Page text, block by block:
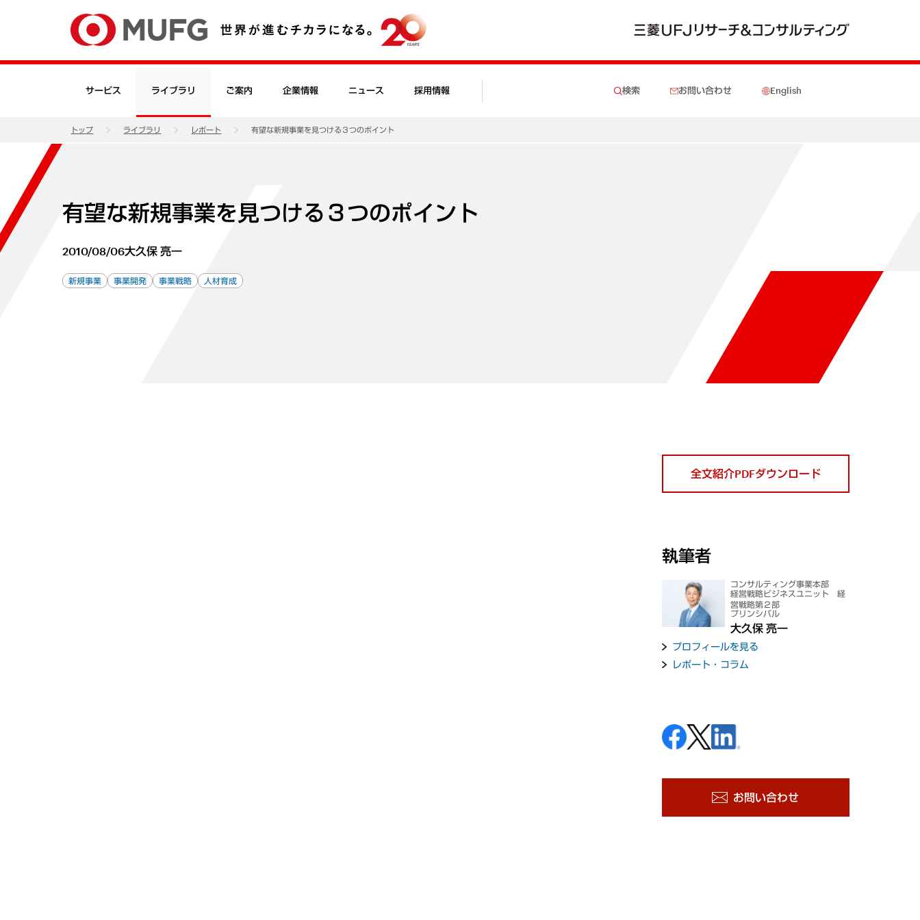
サービス ライブラリ ご案内 企業情報 ニュース 採用情報 検索 お問い合わせ English
トップ ライブラリ レポート 有望な新規事業を見つける３つのポイント
有望な新規事業を見つける３つのポイント
2010/08/06大久保 亮一
新規事業 事業開発 事業戦略 人材育成
全文紹介PDFダウンロード
執筆者
コンサルティング事業本部
経営戦略ビジネスユニット 経
営戦略第２部
プリンシパル
大久保 亮一
プロフィールを見る
レポート・コラム
お問い合わせ